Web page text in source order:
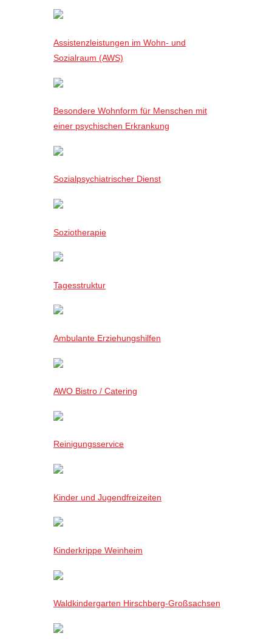
Assistenzleistungen im Wohn- und
Sozialraum (AWS)
Besondere Wohnform für Menschen mit
einer psychischen Erkrankung
Sozialpsychiatrischer Dienst
Soziotherapie
Tagesstruktur
Ambulante Erziehungshilfen
AWO Bistro / Catering
Reinigungsservice
Kinder und Jugendfreizeiten
Kinderkrippe Weinheim
Waldkindergarten Hirschberg-Großsachsen